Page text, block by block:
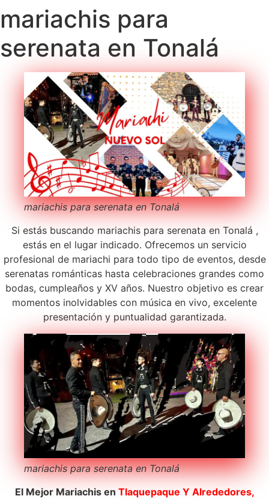
mariachis para
serenata en Tonalá
mariachis para serenata en Tonalá
Si estás buscando mariachis para serenata en Tonalá ,
estás en el lugar indicado. Ofrecemos un servicio
profesional de mariachi para todo tipo de eventos, desde
serenatas románticas hasta celebraciones grandes como
bodas, cumpleaños y XV años. Nuestro objetivo es crear
momentos inolvidables con música en vivo, excelente
presentación y puntualidad garantizada.
mariachis para serenata en Tonalá
El Mejor Mariachis en Tlaquepaque Y Alrededores,